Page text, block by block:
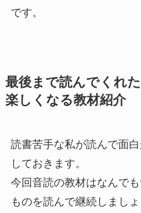
です。
最後まで読んでくれ
楽しくなる教材紹介
読書苦手な私が読んで面
しておきます。
今回音読の教材はなんで
ものを読んで継続しましょ